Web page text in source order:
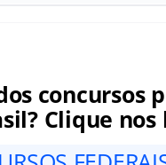
concursos
Clique